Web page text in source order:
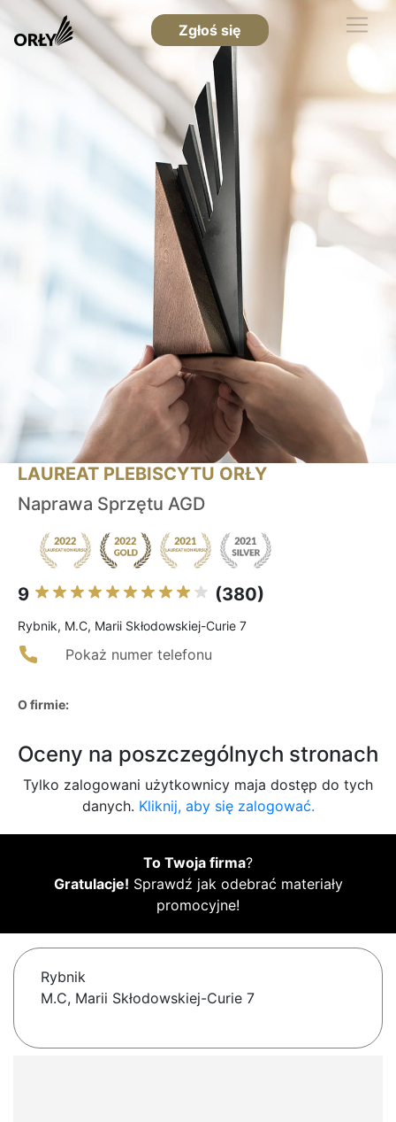
Zgłoś się
LAUREAT PLEBISCYTU ORŁY
Naprawa Sprzętu AGD
9 (380)
Rybnik, M.C, Marii Skłodowskiej-Curie 7
Pokaż numer telefonu
O firmie:
Oceny na poszczególnych stronach
Tylko zalogowani użytkownicy maja dostęp do tych
danych. Kliknij, aby się zalogować.
To Twoja firma?
Gratulacje! Sprawdź jak odebrać materiały
promocyjne!
Rybnik
M.C, Marii Skłodowskiej-Curie 7